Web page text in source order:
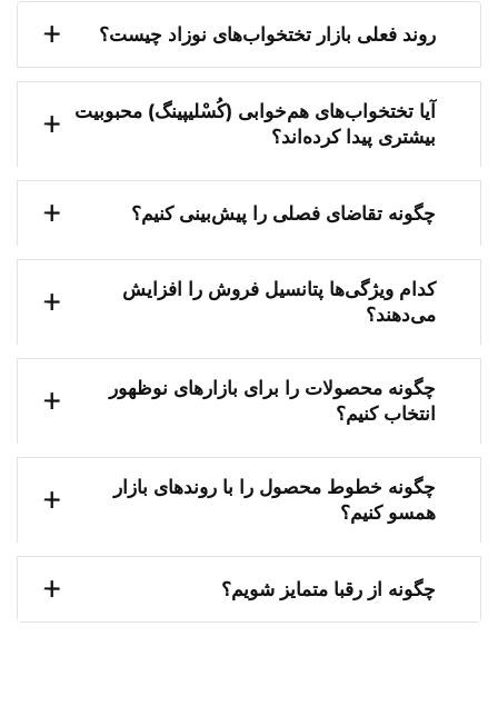
روند فعلی بازار تختخواب‌های نوزاد چیست؟
آیا تختخواب‌های هم‌خوابی (کُسْلیپینگ) محبوبیت
بیشتری پیدا کرده‌اند؟
چگونه تقاضای فصلی را پیش‌بینی کنیم؟
کدام ویژگی‌ها پتانسیل فروش را افزایش
می‌دهند؟
چگونه محصولات را برای بازارهای نوظهور
انتخاب کنیم؟
چگونه خطوط محصول را با روندهای بازار
همسو کنیم؟
چگونه از رقبا متمایز شویم؟